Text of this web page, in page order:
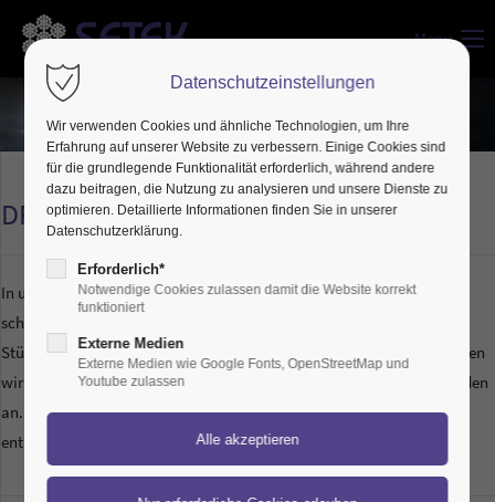
Menu
DREH- & DREHFRÄSTEILE
In unserer eigenen Dreherei mit über 15 Maschinen realisieren wir
schnell und präzise auch komplexe Teile in kleinen bis großen
Stückzahlen für unsere Bowdenzuganwendungen. Diese Vorteile bieten
wir bei SETEK auch seit Jahren in Form von Lohnarbeit unseren Kunden
an. Unsere Teilevielfalt können Sie unserem Standardteilekatalog
entnehmen.
Datenschutzeinstellungen
Wir verwenden Cookies und ähnliche Technologien, um Ihre
Erfahrung auf unserer Website zu verbessern. Einige Cookies sind
für die grundlegende Funktionalität erforderlich, während andere
dazu beitragen, die Nutzung zu analysieren und unsere Dienste zu
optimieren. Detaillierte Informationen finden Sie in unserer
Datenschutzerklärung.
Erforderlich*
Notwendige Cookies zulassen damit die Website korrekt
funktioniert
Externe Medien
Externe Medien wie Google Fonts, OpenStreetMap und
Youtube zulassen